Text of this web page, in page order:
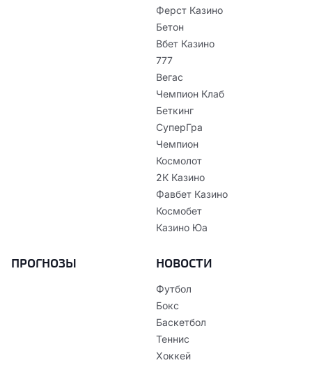
Ферст Казино
Бетон
Вбет Казино
777
Вегас
Чемпион Клаб
Беткинг
СуперГра
Чемпион
Космолот
2К Казино
Фавбет Казино
Космобет
Казино Юа
ПРОГНОЗЫ НОВОСТИ
Футбол
Бокс
Баскетбол
Теннис
Хоккей